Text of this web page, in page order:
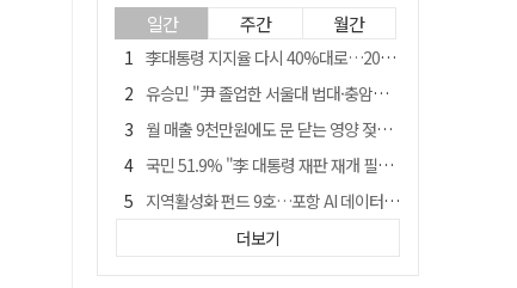
일간 주간 월간
李대통령 지지율 다시 40%대로…20대는 18.8%p 급락
유승민 "尹 졸업한 서울대 법대·충암고도 없애야"…李 육사 통합 직격
월 매출 9천만원에도 문 닫는 영양 젖소농장… "일할 사람이 없어"
국민 51.9% "李 대통령 재판 재개 필요하다"
지역활성화 펀드 9호…포항 AI 데이터센터에 6천억 투입
경북 영천시, 9월부터 11월까지 반값 여행 혜택 제공
더보기